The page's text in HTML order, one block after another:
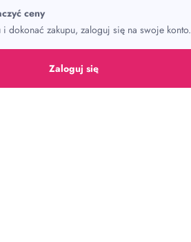
ceny
dokonać zakupu, zaloguj się na swoje konto.
Zaloguj się